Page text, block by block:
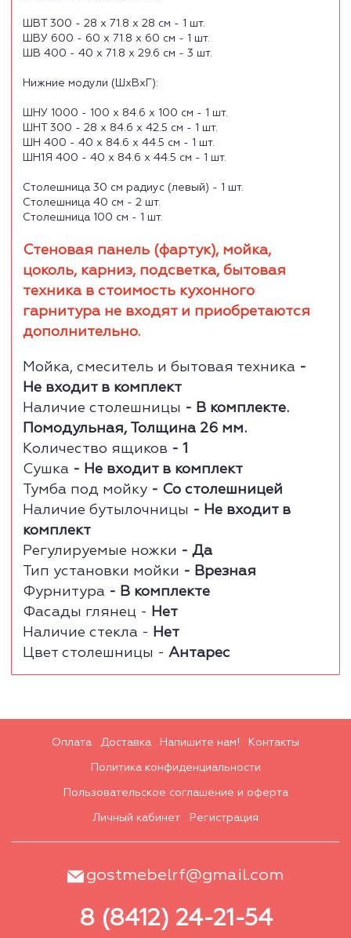
ШВТ 300 - 28 х 71.8 х 28 см - 1 шт.
ШВУ 600 - 60 х 71.8 х 60 см - 1 шт.
ШВ 400 - 40 х 71.8 х 29.6 см - 3 шт.
Нижние модули (ШхВхГ):
ШНУ 1000 - 100 х 84.6 х 100 см - 1 шт.
ШНТ 300 - 28 х 84.6 х 42.5 см - 1 шт.
ШН 400 - 40 х 84.6 х 44.5 см - 1 шт.
ШН1Я 400 - 40 х 84.6 х 44.5 см - 1 шт.
Столешница 30 см радиус (левый) - 1 шт.
Столешница 40 см - 2 шт.
Столешница 100 см - 1 шт.
Стеновая панель (фартук), мойка,
цоколь, карниз, подсветка, бытовая
техника в стоимость кухонного
гарнитура не входят и приобретаются
дополнительно.
Мойка, смеситель и бытовая техника -
Не входит в комплект
Наличие столешницы - В комплекте.
Помодульная, Толщина 26 мм.
Количество ящиков - 1
Сушка - Не входит в комплект
Тумба под мойку - Со столешницей
Наличие бутылочницы - Не входит в
комплект
Регулируемые ножки - Да
Тип установки мойки - Врезная
Фурнитура - В комплекте
Фасады глянец - Нет
Наличие стекла - Нет
Цвет столешницы - Антарес
Оплата Доставка Напишите нам! Контакты
Политика конфиденциальности
Пользовательское соглашение и оферта
Личный кабинет Регистрация
gostmebelrf@gmail.com
8 (8412) 24-21-54